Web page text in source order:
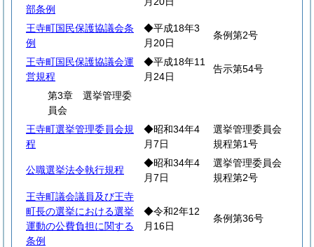
部条例
王寺町国民保護協議会条
例
◆平成18年3
月20日
条例第2号
王寺町国民保護協議会運
営規程
◆平成18年11
月24日
告示第54号
第3章 選挙管理委
員会
王寺町選挙管理委員会規
程
◆昭和34年4
月7日
選挙管理委員会
規程第1号
公職選挙法令執行規程
◆昭和34年4
月7日
選挙管理委員会
規程第2号
王寺町議会議員及び王寺
町長の選挙における選挙
運動の公費負担に関する
条例
◆令和2年12
月16日
条例第36号